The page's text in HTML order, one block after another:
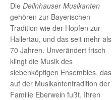
Die Dellnhauser Musikanten
gehören zur Bayerischen
Tradition wie der Hopfen zur
Hallertau, und das seit mehr als
70 Jahren. Unverändert frisch
klingt die Musik des
siebenköpfigen Ensembles, das
auf der Musikantentradition der
Familie Eberwein fußt. Ihren